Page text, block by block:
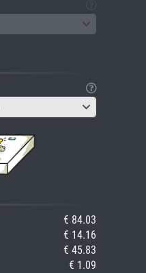
€ 84.03
€ 14.16
€ 45.83
€ 1.09